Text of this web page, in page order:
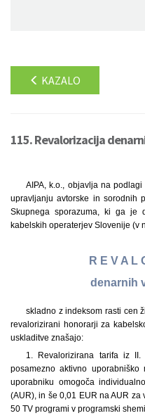
KAZALO
115. Revalorizacija
AIPA, k.o., objavlja na
upravljanju avtorske in sorodnih
Skupnega sporazuma, ki ga je
kabelskih operaterjev Slovenije (v
R E V A L
denarnih
skladno z indeksom rasti cen
revalorizirani honorarji za
uskladitve znašajo:
1. Revalorizirana tarifa iz
posamezno aktivno
uporabniku omogoča
(AUR), in še 0,01 EUR na AUR
50 TV programi v programski